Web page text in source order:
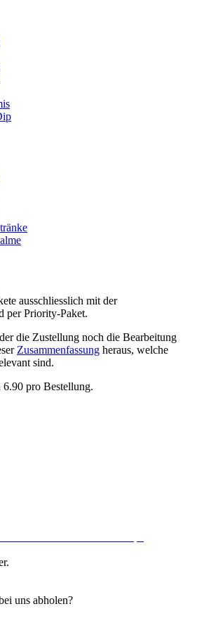
ausschliesslich mit der
per Priority-Paket.
die Zustellung noch die Bearbeitung
Zusammenfassung heraus, welche
sind.
6.90 pro Bestellung.
uns abholen?